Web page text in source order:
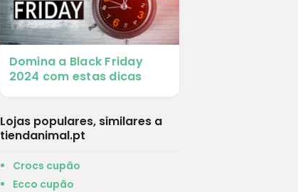
Domina a Black Friday
2024 com estas dicas
Lojas populares, similares a
tiendanimal.pt
Crocs cupão
Ecco cupão